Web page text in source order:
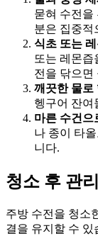
묻혀 수전을
분은 집중적
식초 또는
또는 레몬즙
전을 닦으면
깨끗한 물로
헹구어 잔여
마른 수건으
나 종이 타
니다.
청소 후 관
주방 수전을 청소
결을 유지할 수 있